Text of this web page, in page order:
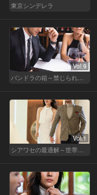
東京シンデレラ
Vol.9
パンドラの箱～禁じられた一手～
Vol.1
シアワセの最適解～世帯年収3,600万の夫婦～